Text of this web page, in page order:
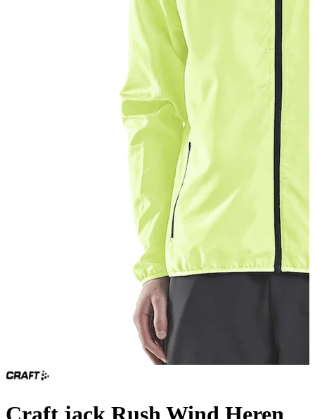
Craft jack Rush Wind Heren